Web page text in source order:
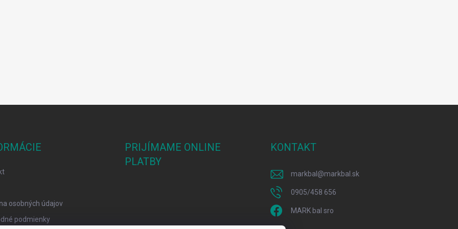
osobných údajov
podmienky
PRIJÍMAME ONLINE
PLATBY
KONTAKT
markbal @markbal.sk
0905/458 656
MARK bal sro